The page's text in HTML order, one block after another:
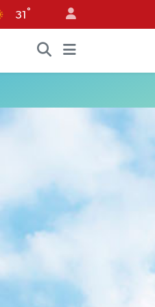
31 °